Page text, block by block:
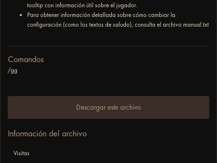
tooltip con información útil sobre el jugador.
Para obtener información detallada sobre cómo cambiar la
configuración (como los textos de saludo), consulta el archivo manual.txt
Comandos
/gg
Descargar este archivo
Información del archivo
Visitas